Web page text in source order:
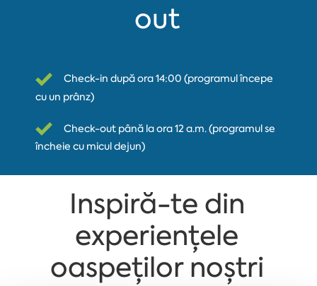
out
Check-in după ora 14:00 (programul începe
cu un prânz)
Check-out până la ora 12 a.m. (programul se
încheie cu micul dejun)
Inspiră-te din
experiențele
oaspeților noștri